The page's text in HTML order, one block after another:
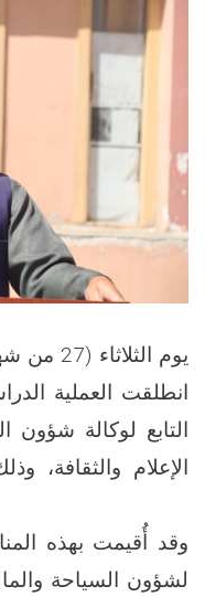
انطلقت العملية
التابع لوكالة شؤون
الإعلام
وقد أُقيمت بهذه
لشؤون السياحة